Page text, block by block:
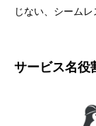
じない、シーム
サービス名役